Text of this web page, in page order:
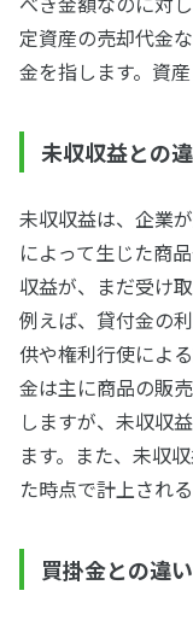
定資産の売却代金
金を指します。資
未収収益との
未収収益は、企業
によって生じた商
収益が、まだ受け
例えば、貸付金の
供や権利行使によ
金は主に商品の販
しますが、未収収
ます。また、未収
た時点で計上され
買掛金との違い